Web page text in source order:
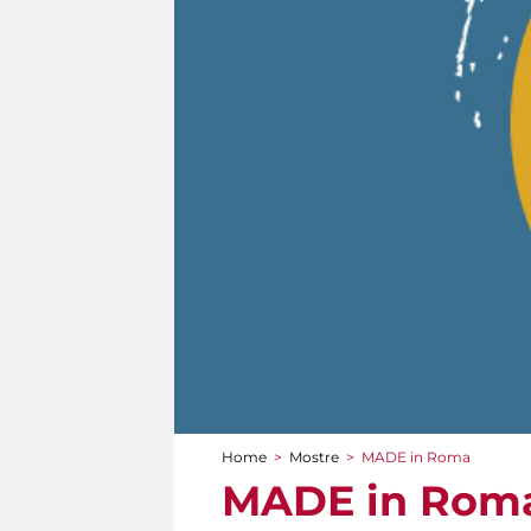
Tu sei qui
Home > Mostre > MADE in Roma
MADE in